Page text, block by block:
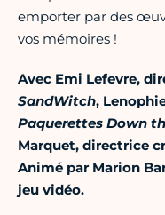
emporter par des
vos mémoires !
Avec Emi Lefevre,
SandWitch,
Paquerettes Down
Marquet, directrice
Animé par Marion
jeu vidéo.